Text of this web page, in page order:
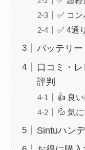
✅ コン
✅ 4通
バッテリ
口コミ・
評判
👍 良い
💦 気
Sintuハン